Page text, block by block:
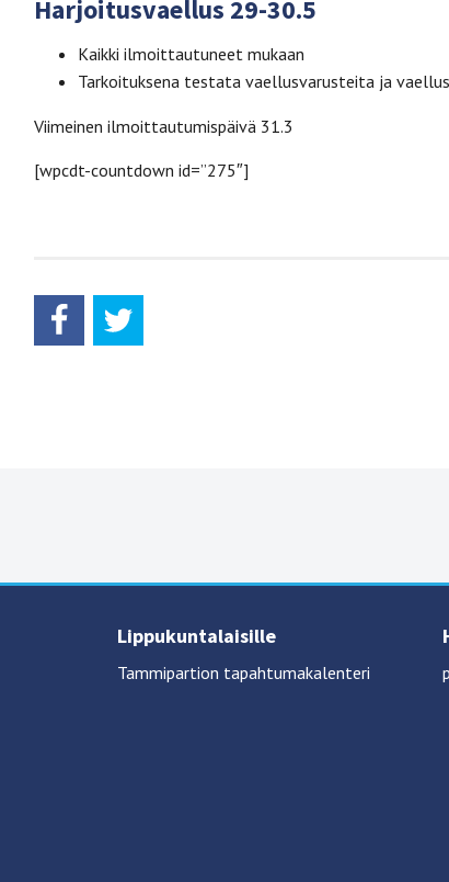
Harjoitusvaellus 29-30.5
Kaikki ilmoittautuneet mukaan
Tarkoituksena testata vaellusvarusteita ja
Viimeinen ilmoittautumispäivä 31.3
[wpcdt-countdown id=”275″]
Lippukuntalaisille
Tammipartion tapahtumakalenteri